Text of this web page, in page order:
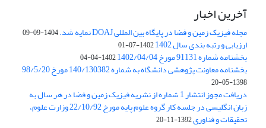
آخرین اخبار
مجله فیزیک زمین و فضا در پایگاه بین المللی DOAJ نمایه شد. 1404-09-09
ارزیابی و رتبه بندی سال 1402 1402-07-01
بخشنامه شماره 91131 مورخ 1402/04/04 1402-04-04
بخشنامه معاونت پژوهشی دانشگاه به شماره 140/130382 مورخ 98/5/20
1398-05-20
دریافت مجوز انتشار 1 شماره از نشریه فیزیک زمین و فضا در هر سال به
زبان انگلیسی در جلسه کار گروه علوم پایه مورخ 22/10/92 وزارت علوم،
تحقیقات و فناوری1392-11-20